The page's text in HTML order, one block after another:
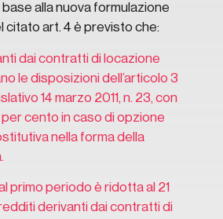
base alla nuova formulazione
citato art. 4 è previsto che:
dai contratti di locazione
le disposizioni dell’articolo 3
14 marzo 2011, n. 23, con
per cento in caso di opzione
nella forma della
primo periodo è ridotta al 21
derivanti dai contratti di